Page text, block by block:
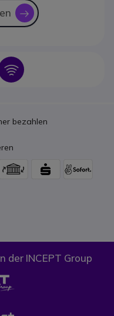
icon
Icon
bezahlen
der INCEPT Group